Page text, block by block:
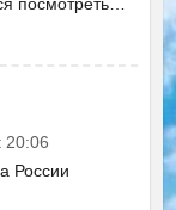
посмотреть…
20:06
России